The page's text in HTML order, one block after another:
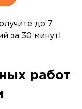
до 7
за 30 минут!
работ